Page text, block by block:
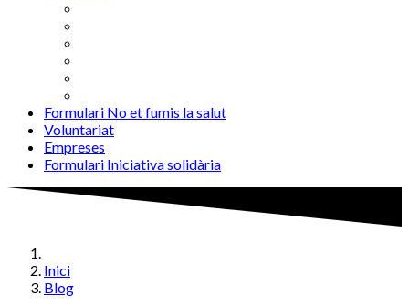
Formulari No et fumis la salut
Voluntariat
Empreses
Formulari Iniciativa solidària
Inici
Blog